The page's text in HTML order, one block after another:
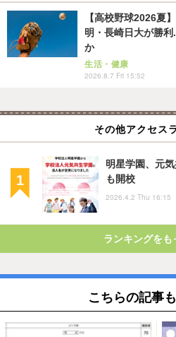
【高校野球2026夏
明・長崎日大が勝
か
生活・健康
2026.8.7 Fri 15:52
その他アクセス
明星学園、元
も開校
2026.4.2 Thu 16:15
ランキングをも
こちらの記事